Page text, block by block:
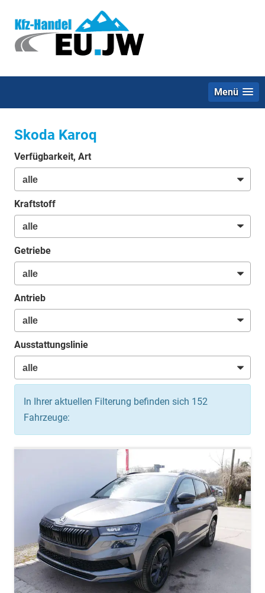
Menü
Skoda Karoq
Verfügbarkeit, Art
Kraftstoff
Getriebe
Antrieb
Ausstattungslinie
In Ihrer aktuellen Filterung befinden sich 152
Fahrzeuge: